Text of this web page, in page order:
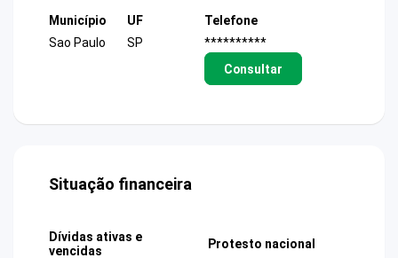
Município
Sao Paulo
UF
SP
Telefone
**********
Consultar
Situação financeira
Dívidas ativas e
vencidas
Protesto nacional